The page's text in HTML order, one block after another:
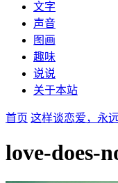
文字
声音
图画
趣味
说说
关于本站
首页 这样谈恋爱，永
love-does-